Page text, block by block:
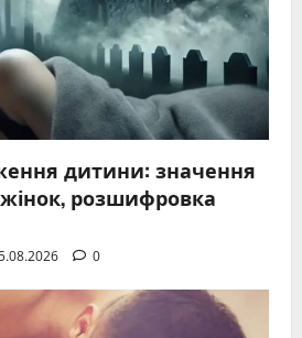
дитини: значення
жінок, розшифровка
0